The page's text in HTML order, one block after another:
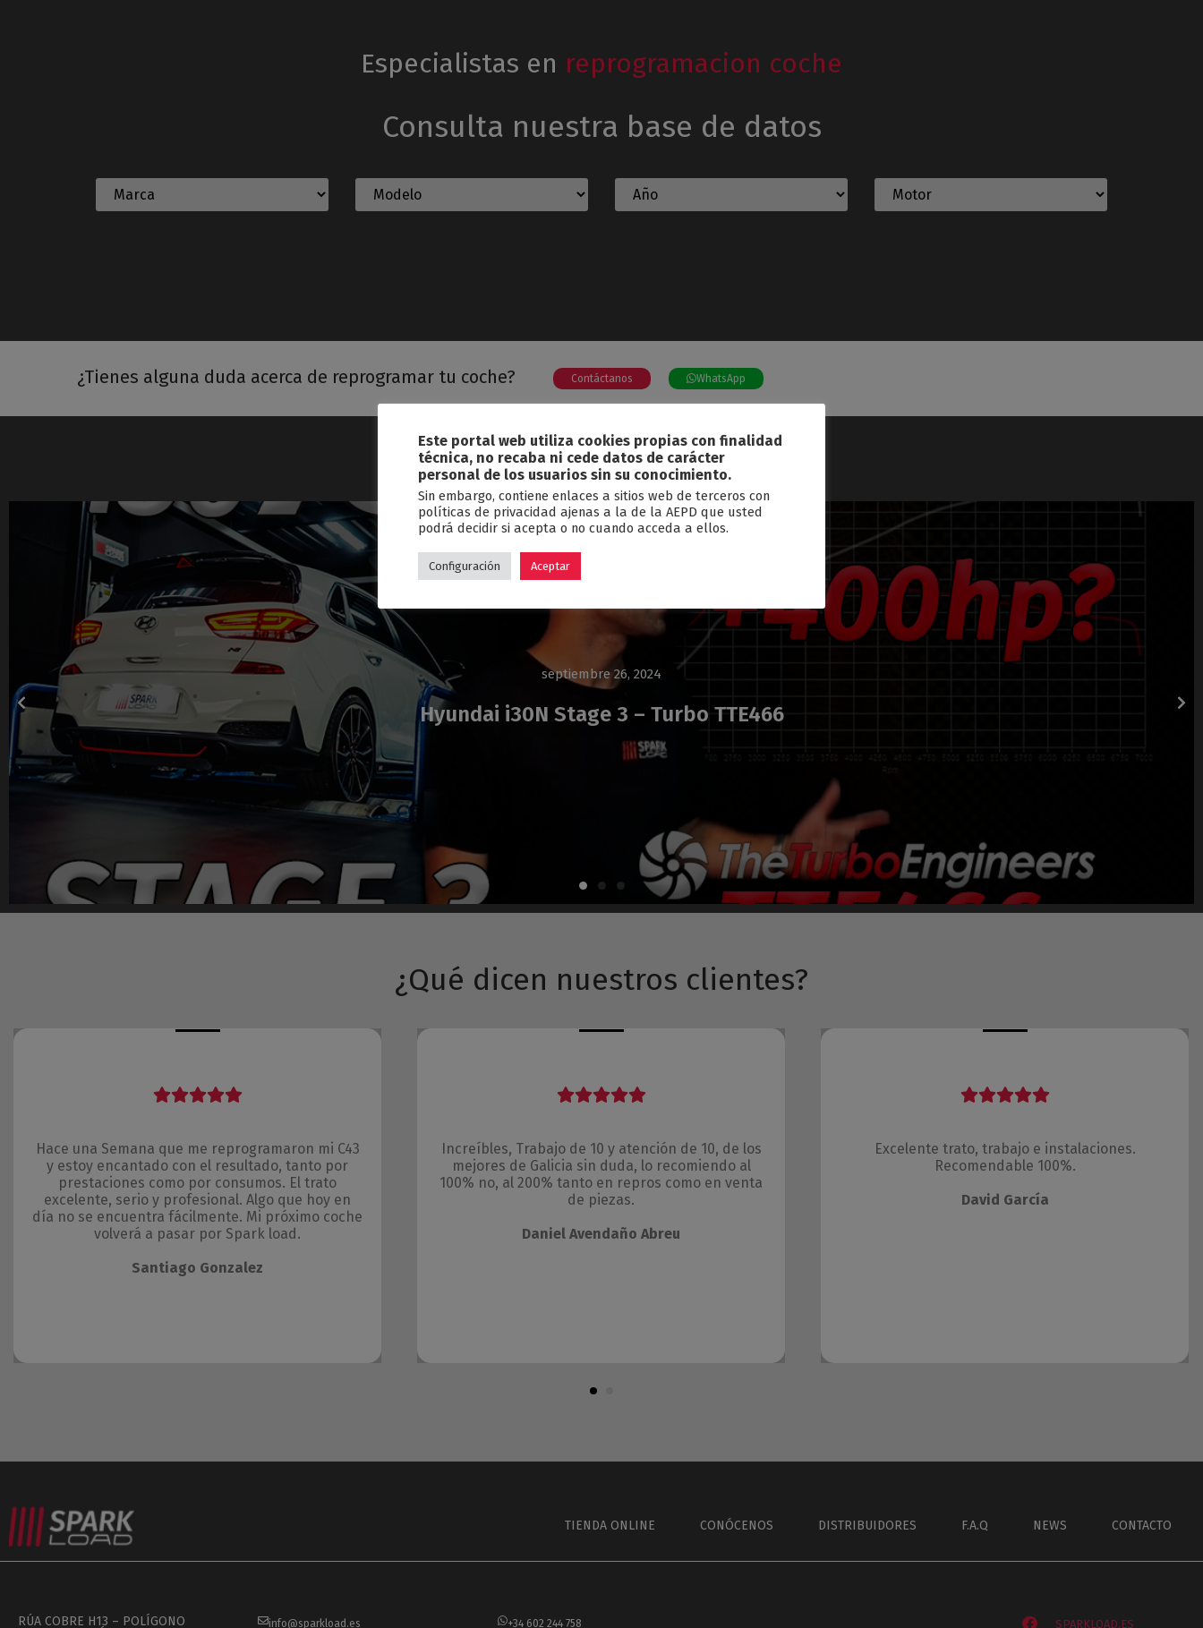
Especialistas en reprogramacion coche
Consulta nuestra base de datos
¿Tienes alguna duda acerca de reprogramar tu coche? Contáctanos WhatsApp
Blog
septiembre 26, 2024
Hyundai i30N Stage 3 – Turbo TTE466
¿Qué dicen nuestros clientes?
Hace una Semana que me reprogramaron mi C43
y estoy encantado con el resultado, tanto por
prestaciones como por consumos. El trato
excelente, serio y profesional. Algo que hoy en
día no se encuentra fácilmente. Mi próximo coche
volverá a pasar por Spark load.
Santiago Gonzalez
Increíbles, Trabajo de 10 y atención de 10, de los
mejores de Galicia sin duda, lo recomiendo al
100% no, al 200% tanto en repros como en venta
de piezas.
Daniel Avendaño Abreu
Excelente trato, trabajo e instalaciones.
Recomendable 100%.
David García
TIENDA ONLINE CONÓCENOS DISTRIBUIDORES F.A.Q NEWS CONTACTO
RÚA COBRE H13 – POLÍGONO
info@sparkload.es +34 602 244 758 SPARKLOAD.ES
Este portal web utiliza cookies propias con finalidad
técnica, no recaba ni cede datos de carácter
personal de los usuarios sin su conocimiento.
Sin embargo, contiene enlaces a sitios web de terceros con
políticas de privacidad ajenas a la de la AEPD que usted
podrá decidir si acepta o no cuando acceda a ellos.
Configuración Aceptar